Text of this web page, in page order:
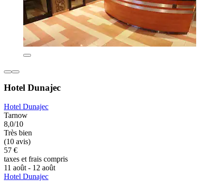
Hotel Dunajec
Hotel Dunajec
Tarnow
8,0/10
Très bien
(10 avis)
57 €
taxes et frais compris
11 août - 12 août
Hotel Dunajec